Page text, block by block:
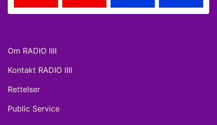
Om RADIO IIII
Kontakt RADIO IIII
Rettelser
Public Service